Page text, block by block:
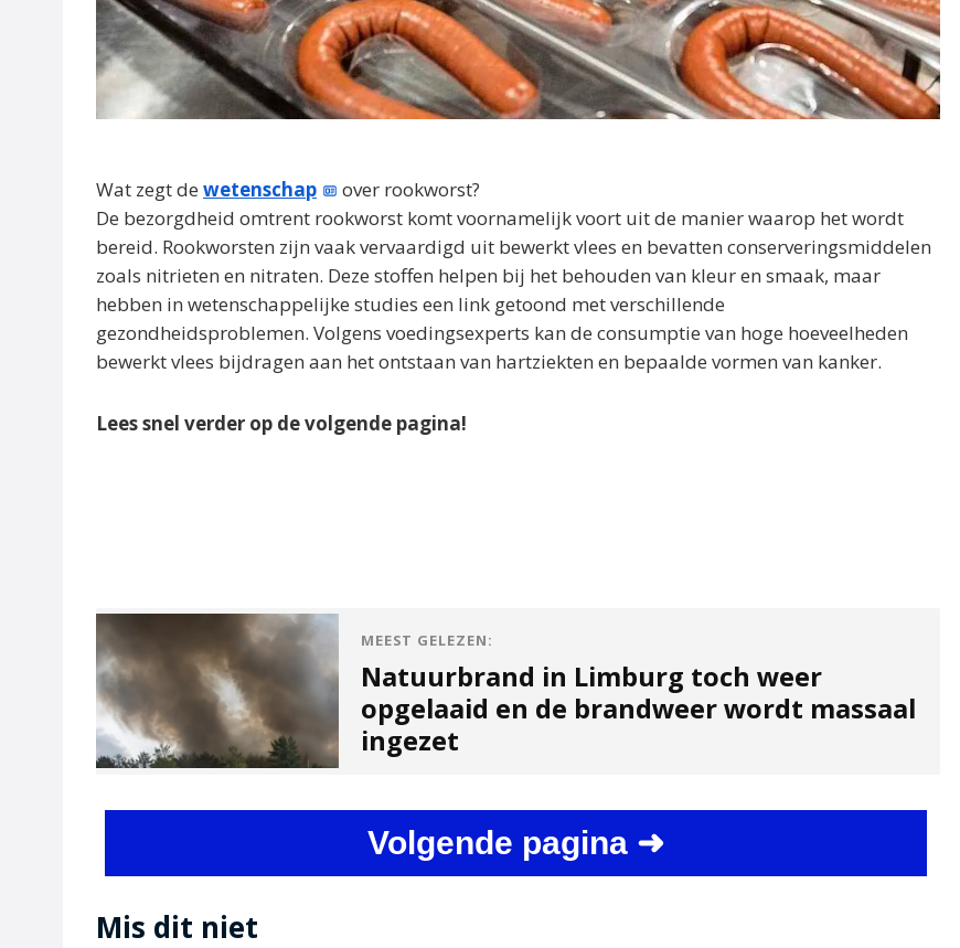
Wat zegt de wetenschap
over rookworst?
De bezorgdheid omtrent rookworst komt voornamelijk voort uit de manier waarop het wordt
bereid. Rookworsten zijn vaak vervaardigd uit bewerkt vlees en bevatten conserveringsmiddelen
zoals nitrieten en nitraten. Deze stoffen helpen bij het behouden van kleur en smaak, maar
hebben in wetenschappelijke studies een link getoond met verschillende
gezondheidsproblemen. Volgens voedingsexperts kan de consumptie van hoge hoeveelheden
bewerkt vlees bijdragen aan het ontstaan van hartziekten en bepaalde vormen van kanker.
Lees snel verder op de volgende pagina!
MEEST GELEZEN:
Natuurbrand in Limburg toch weer
opgelaaid en de brandweer wordt massaal
ingezet
Volgende pagina ➜
Mis dit niet